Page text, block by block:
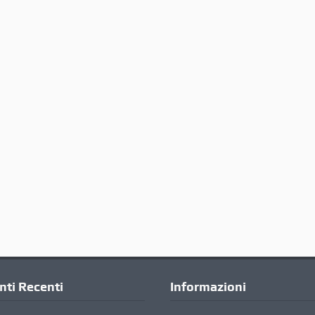
Recenti Informazioni